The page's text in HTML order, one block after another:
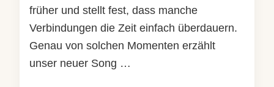
früher und stellt fest, dass manche
Verbindungen die Zeit einfach überdauern.
Genau von solchen Momenten erzählt
unser neuer Song …